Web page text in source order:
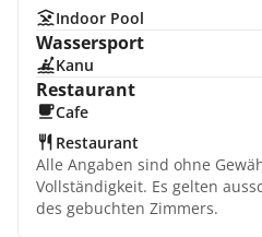
Indoor Pool
Wassersport
Kanu
Restaurant
Cafe
Restaurant
Alle Angaben sind ohne
Vollständigkeit. Es gelten
des gebuchten Zimmers.